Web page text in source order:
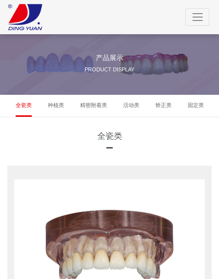
产品展示
PRODUCT DISPLAY
全瓷类 种植类 精密附着类 活动类 矫正类 固定类
全瓷类